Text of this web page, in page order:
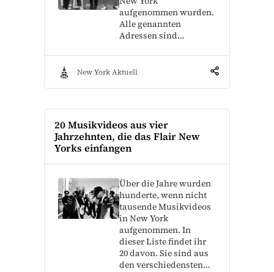
aufgenommen wurden.
Alle genannten
Adressen sind…
New York Aktuell
20 Musikvideos aus vier
Jahrzehnten, die das Flair New
Yorks einfangen
Über die Jahre wurden
hunderte, wenn nicht
tausende Musikvideos
in New York
aufgenommen. In
dieser Liste findet ihr
20 davon. Sie sind aus
den verschiedensten…